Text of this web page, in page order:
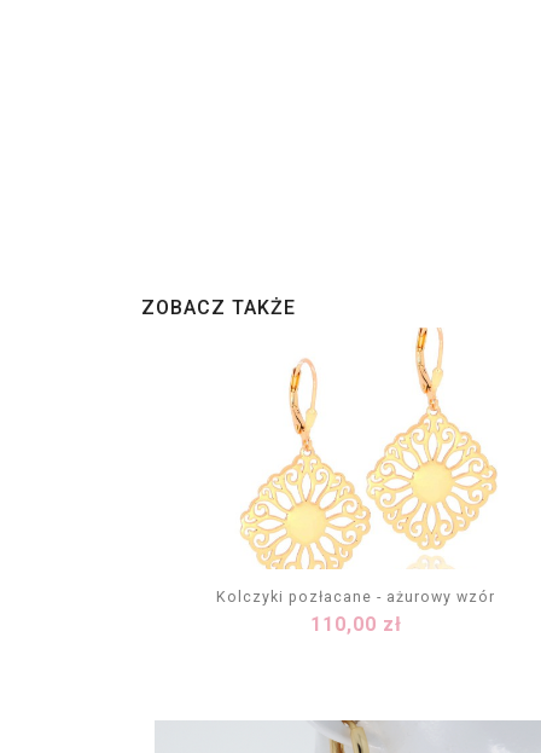
ZOBACZ TAKŻE
Kolczyki pozłacane - ażurowy wzór
Cena
110,00 zł
DODAJ DO KOSZYKA